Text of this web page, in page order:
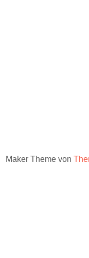
Maker Theme von